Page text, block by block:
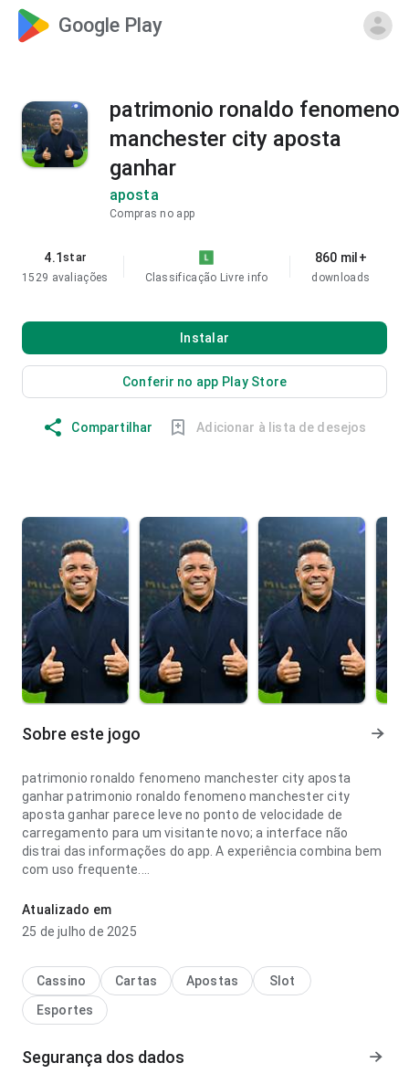
Google Play
patrimonio ronaldo fenomeno
manchester city aposta
ganhar
aposta
Compras no app
4.1star
1529 avaliações
Classificação Livre info
860 mil+
downloads
Instalar
Conferir no app Play Store
Compartilhar Adicionar à lista de desejos
Sobre este jogo
patrimonio ronaldo fenomeno manchester city aposta
ganhar patrimonio ronaldo fenomeno manchester city
aposta ganhar parece leve no ponto de velocidade de
carregamento para um visitante novo; a interface não
distrai das informações do app. A experiência combina bem
com uso frequente.
patrimonio ronaldo fenomeno manchester city aposta
ganhar parece confiável no ponto de velocidade de
carregamento para um visitante novo; a resposta é
Atualizado em
25 de julho de 2025
Cassino Cartas Apostas
Slot
Esportes
Segurança dos dados